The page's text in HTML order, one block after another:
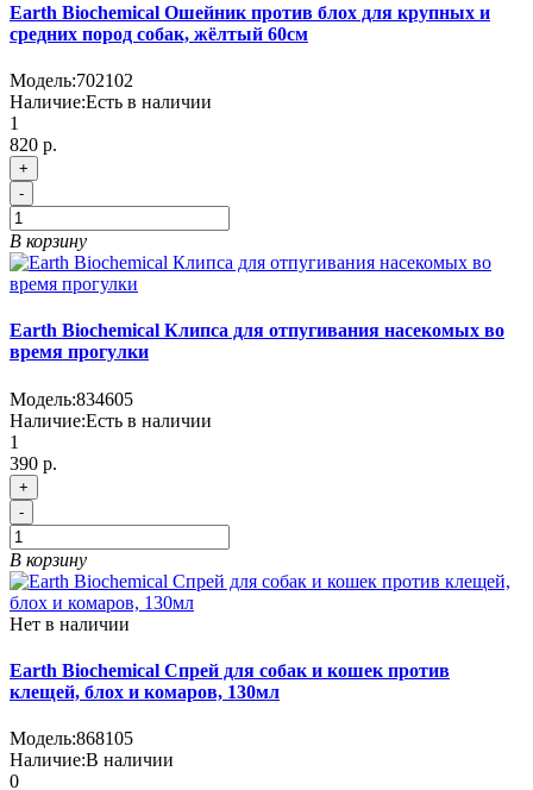
Earth Biochemical Ошейник против блох для крупных и
средних пород собак, жёлтый 60см
Модель:702102
Наличие:Есть в наличии
1
820 р.
+
-
В корзину
Earth Biochemical Клипса для отпугивания насекомых во
время прогулки
Модель:834605
Наличие:Есть в наличии
1
390 р.
+
-
В корзину
Нет в наличии
Earth Biochemical Спрей для собак и кошек против
клещей, блох и комаров, 130мл
Модель:868105
Наличие:В наличии
0